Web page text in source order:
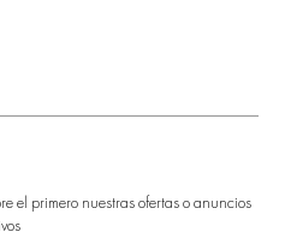
el primero nuestras ofertas o anuncios